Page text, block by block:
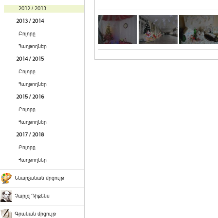
2012 / 2013
2013 / 2014
Բոլորը
Հաղթողներ
2014 / 2015
Բոլորը
Հաղթողներ
2015 / 2016
Բոլորը
Հաղթողներ
2017 / 2018
Բոլորը
Հաղթողներ
Նկարչական մրցույթ
Չարլզ Դիքենս
Գրական մրցույթ